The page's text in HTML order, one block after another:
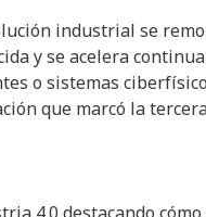
industrial se
y se acelera
o sistemas
que marcó la